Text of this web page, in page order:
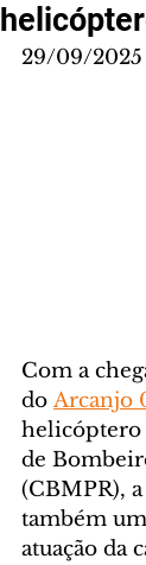
29/09/2025
Com a
do Arcanjo
helicóptero
de
(CBMPR),
também
atuação da